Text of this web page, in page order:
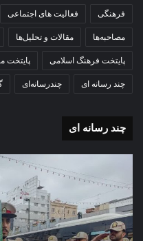
فرهنگی فعالیت های اجتماعی
مصاحبه‌ها مقالات و تحلیل‌ها
پایتخت فرهنگ اسلامی پایتخت
چند رسانه ای چندرسانه‌ای
چند رسانه ای